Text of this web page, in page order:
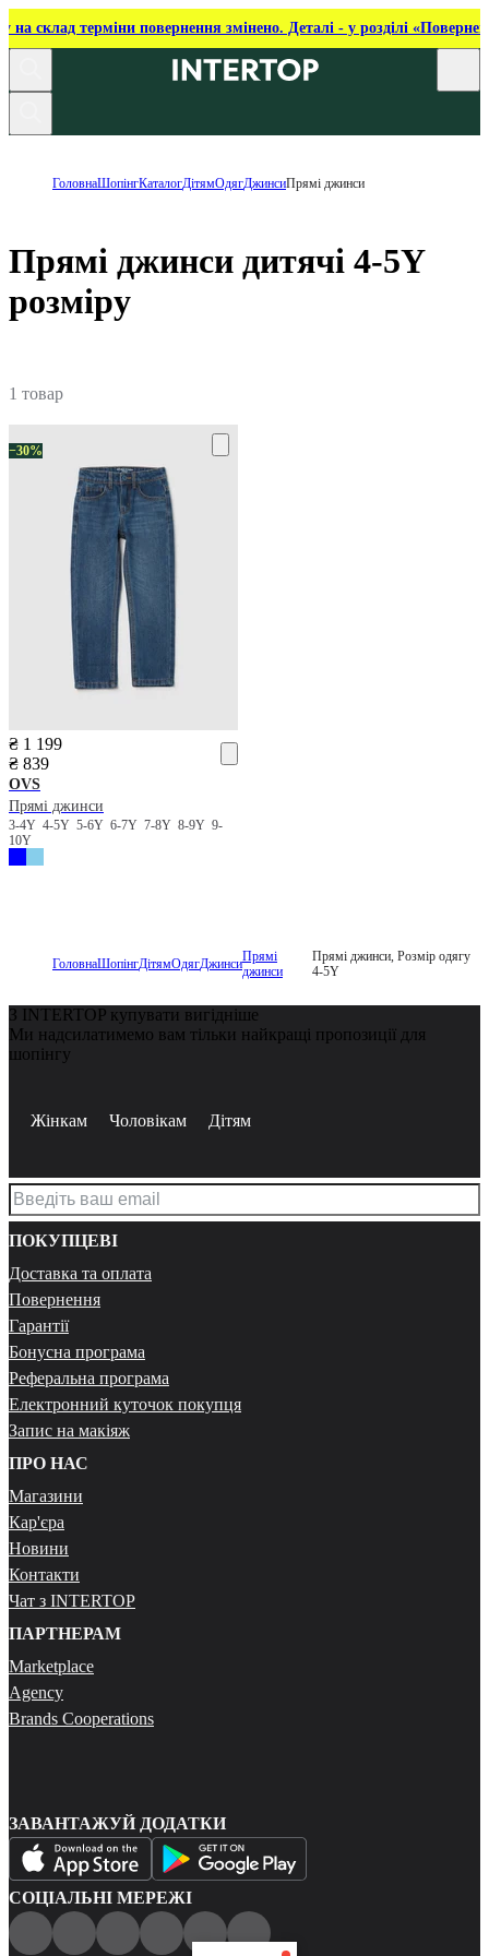
на склад терміни повернення змінено. Деталі - у розділі
ГоловнаШопінгКаталогДітямОдягДжинсиПрямі джинси
Прямі джинси дитячі 4-5Y
розміру
1 товар
−30%
₴ 1 199
₴ 839
OVS
Прямі джинси
3-4Y 4-5Y 5-6Y 6-7Y 7-8Y 8-9Y 9-
10Y
ГоловнаШопінгДітямОдягДжинсиПрямі
джинси
Прямі джинси, Розмір одягу
4-5Y
З INTERTOP купувати вигідніше
Ми надсилатимемо вам тільки найкращі пропозиції для
шопінгу
Жінкам Чоловікам Дітям
ПОКУПЦЕВІ
Доставка та оплата
Повернення
Гарантії
Бонусна програма
Реферальна програма
Електронний куточок покупця
Запис на макіяж
ПРО НАС
Магазини
Кар'єра
Новини
Контакти
Чат з INTERTOP
ПАРТНЕРАМ
Marketplace
Agency
Brands Cooperations
ЗАВАНТАЖУЙ ДОДАТКИ
СОЦІАЛЬНІ МЕРЕЖІ